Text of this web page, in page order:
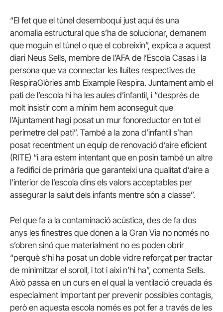
“El fet que el túnel desemboqui just aquí és una
anomalia estructural que s’ha de solucionar, demanem
que moguin el túnel o que el cobreixin”, explica a aquest
diari Neus Sells, membre de l’AFA de l’Escola Casas i la
persona que va connectar les lluites respectives de
RespiraGlòries amb Eixample Respira. Juntament amb el
pati de l’escola hi ha les aules d’infantil, i “després de
molt insistir com a mínim hem aconseguit que
l’Ajuntament hagi posat un mur fonoreductor en tot el
perímetre del pati”. També a la zona d’infantil s’han
posat recentment un equip de renovació d’aire eficient
(RITE) “i ara estem intentant que en posin també un altre
a l’edifici de primària que garanteixi una qualitat d’aire a
l’interior de l’escola dins els valors acceptables per
assegurar la salut dels infants mentre són a classe”.
Pel que fa a la contaminació acústica, des de fa dos
anys les finestres que donen a la Gran Via no només no
s’obren sinó que materialment no es poden obrir
“perquè s’hi ha posat un doble vidre reforçat per tractar
de minimitzar el soroll, i tot i així n’hi ha”, comenta Sells.
Això passa en un curs en el qual la ventilació creuada és
especialment important per prevenir possibles contagis,
però en aquesta escola només es pot fer a través de les